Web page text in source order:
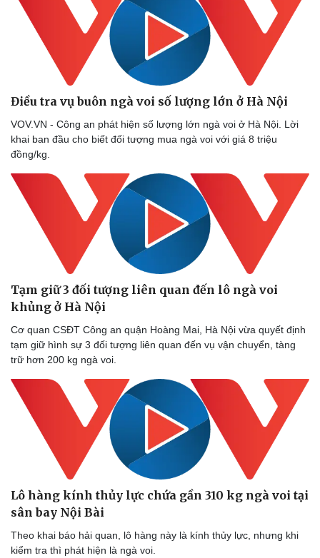
Điều tra vụ buôn ngà voi số lượng lớn ở Hà Nội
VOV.VN - Công an phát hiện số lượng lớn ngà voi ở Hà Nội. Lời
khai ban đầu cho biết đối tượng mua ngà voi với giá 8 triệu
đồng/kg.
Tạm giữ 3 đối tượng liên quan đến lô ngà voi
khủng ở Hà Nội
Cơ quan CSĐT Công an quận Hoàng Mai, Hà Nội vừa quyết định
tạm giữ hình sự 3 đối tượng liên quan đến vụ vận chuyển, tàng
trữ hơn 200 kg ngà voi.
Lô hàng kính thủy lực chứa gần 310 kg ngà voi tại
sân bay Nội Bài
Theo khai báo hải quan, lô hàng này là kính thủy lực, nhưng khi
kiểm tra thì phát hiện là ngà voi.